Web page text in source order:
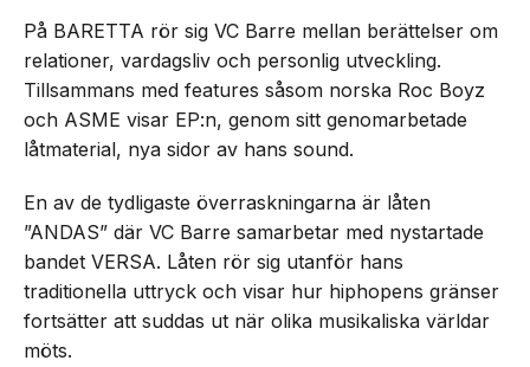
På BARETTA rör sig VC Barre mellan berättelser om
relationer, vardagsliv och personlig utveckling.
Tillsammans med features såsom norska Roc Boyz
och ASME visar EP:n, genom sitt genomarbetade
låtmaterial, nya sidor av hans sound.
En av de tydligaste överraskningarna är låten
”ANDAS” där VC Barre samarbetar med nystartade
bandet VERSA. Låten rör sig utanför hans
traditionella uttryck och visar hur hiphopens gränser
fortsätter att suddas ut när olika musikaliska världar
möts.